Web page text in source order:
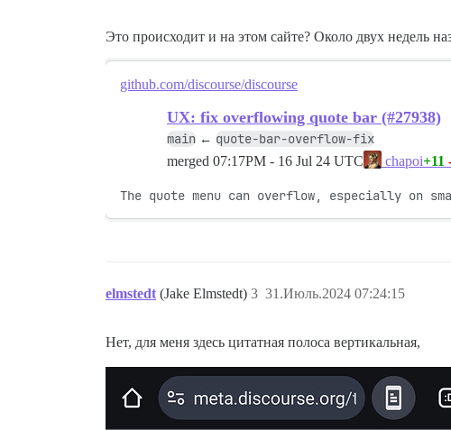
Это происходит и на этом сайте? Около двух недель
github.com/discourse/discourse
UX: fix overflowing quote bar (#27938)
main ← quote-bar-overflow-fix
merged 07:17PM - 16 Jul 24 UTC chapoi+11
The quote menu can overflow, especially on
elmstedt (Jake Elmstedt) 31.Июль.2024 07:24:15
3
Нет, для меня здесь цитатная полоса вертикальная,